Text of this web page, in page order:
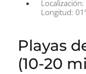
Longitud:
Playas
(10-20